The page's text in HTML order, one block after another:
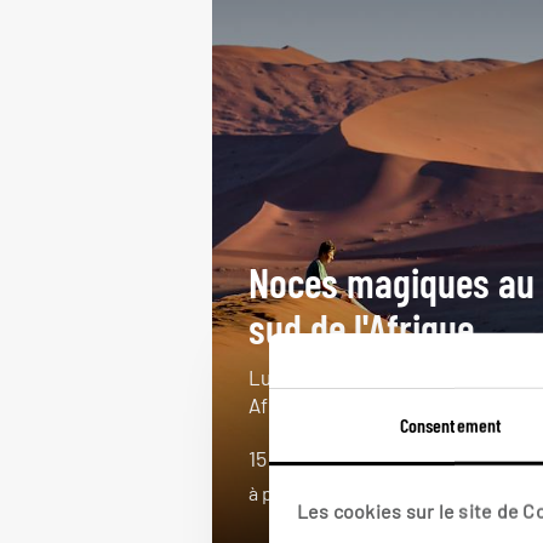
Consentement
Les cookies sur le site de
Noces magiques au
sud de l'Afrique
Lune de miel Namibie, Zimbabwe,
Afrique du Sud et Mozambique.
15 jours / 12 nuits
à partir de 5100€